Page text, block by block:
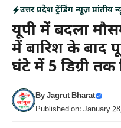
उत्तर प्रदेश ट्रेंडिंग न्यूज़ प्रांतीय
यूपी में बदला
में बारिश के बाद
घंटे में 5 डिग्री तक
ByJagrut Bharat
Published on: January